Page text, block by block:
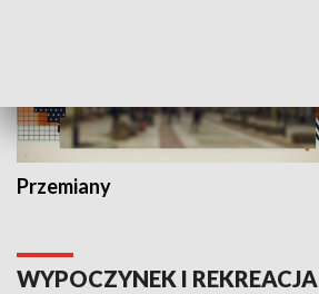
Przemiany
WYPOCZYNEK I REKREACJA